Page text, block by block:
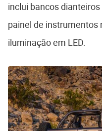
inclui bancos
painel de instrumentos
iluminação em LED.